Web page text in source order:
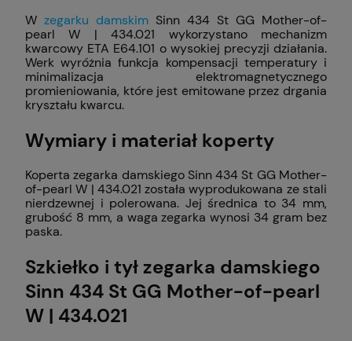
W zegarku damskim Sinn 434 St GG Mother-of-
pearl W | 434.021 wykorzystano mechanizm
kwarcowy ETA E64.101 o wysokiej precyzji działania.
Werk wyróżnia funkcja kompensacji temperatury i
minimalizacja elektromagnetycznego
promieniowania, które jest emitowane przez drgania
kryształu kwarcu.
Wymiary i materiał koperty
Koperta zegarka damskiego Sinn 434 St GG Mother-
of-pearl W | 434.021 została wyprodukowana ze stali
nierdzewnej i polerowana. Jej średnica to 34 mm,
grubość 8 mm, a waga zegarka wynosi 34 gram bez
paska.
Szkiełko i tył zegarka damskiego
Sinn 434 St GG Mother-of-pearl
W | 434.021